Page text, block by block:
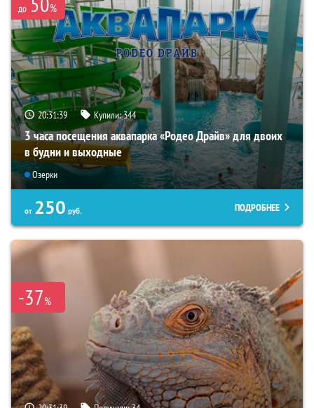
до %
20:31:37 Купили:344
3 часа посещения аквапарка «Родео Драйв» для двоих
в будни и выходные
Озерки
от 250 руб. ПОДРОБНЕЕ
-37%